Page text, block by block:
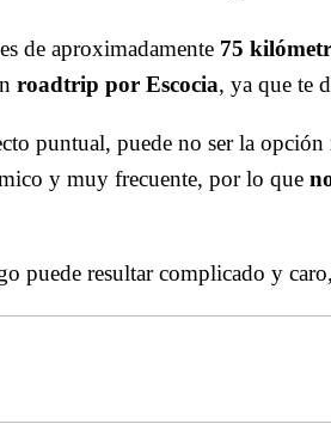
es de aproximadamente 75
roadtrip por Escocia, ya que te
puntual, puede no ser la opción
y muy frecuente, por lo que
puede resultar complicado y